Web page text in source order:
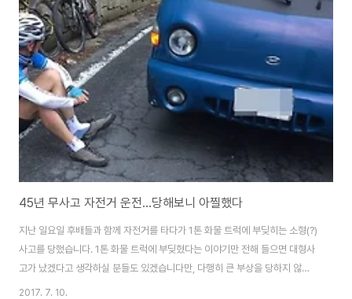
시 518민주광장까지 무사히 완주하였습니다. 2005년 시작된 한국YMCA 청
소년 자전거 국토순례는 올해로 13회를 맞이하였는데, 2017년 청소년 자전거
국토 순례단은 "생명의 어울림, 평화의 발구름"을 주제로 전라남북도 일원의
근현대 역사와 ..
45년 무사고 자전거 운전...당해보니 아찔했다
지난 일요일 후배들과 함께 자전거를 타다가 1톤 화물 트럭에 부딪히는 소형(?)
사고를 당했습니다. 1톤 화물 트럭에 부딪혔다는 이야기만 전해 들으면 대형사
고가 났겠다고 생각하실 분들도 있겠습니다만, 다행히 큰 부상을 당하지 않았
기에 소형사고라고 하였습니다. 하지만 한 번 사고를 당하고 나니 도로에서 자
2017. 7. 10.